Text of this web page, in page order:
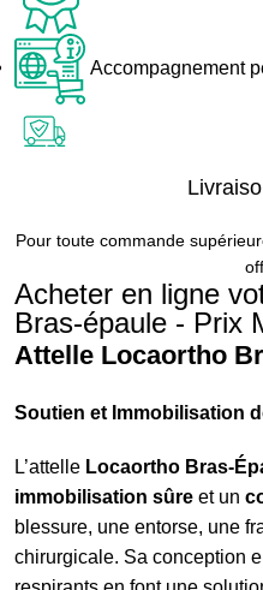
Accompagnement
Pour toute commande
Acheter en ligne
Bras-épaule - Prix
Attelle Locaortho
Soutien et Immobilisation
L’attelle Locaortho Bras-
immobilisation sûre et un
blessure, une entorse, une
chirurgicale. Sa conception